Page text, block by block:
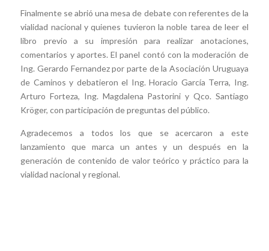
Finalmente se abrió una mesa de debate con referentes de la
vialidad nacional y quienes tuvieron la noble tarea de leer el
libro previo a su impresión para realizar anotaciones,
comentarios y aportes. El panel contó con la moderación de
Ing. Gerardo Fernandez por parte de la Asociación Uruguaya
de Caminos y debatieron el Ing. Horacio García Terra, Ing.
Arturo Forteza, Ing. Magdalena Pastorini y Qco. Santiago
Kröger, con participación de preguntas del público.
Agradecemos a todos los que se acercaron a este
lanzamiento que marca un antes y un después en la
generación de contenido de valor teórico y práctico para la
vialidad nacional y regional.